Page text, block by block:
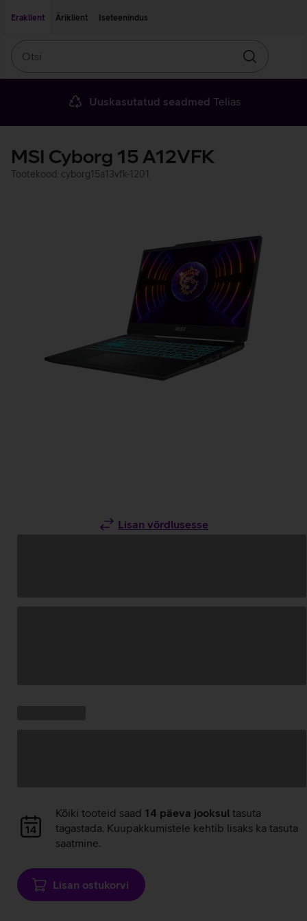
Eraklient
Äriklient Iseteenindus
Otsin
Uuskasutatud seadmed Telias
MSI Cyborg 15 A12VFK
Tootekood: cyborg15a13vfk-1201
Lisan võrdlusesse
Andmete
laadimine
Kõiki tooteid saad 14 päeva jooksul tasuta
tagastada. Kuupakkumistele kehtib lisaks ka tasuta
saatmine.
Lisan ostukorvi